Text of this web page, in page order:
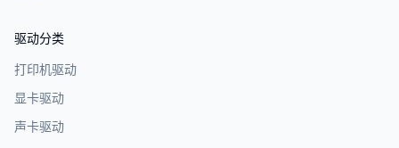
驱动分类
打印机驱动
显卡驱动
声卡驱动